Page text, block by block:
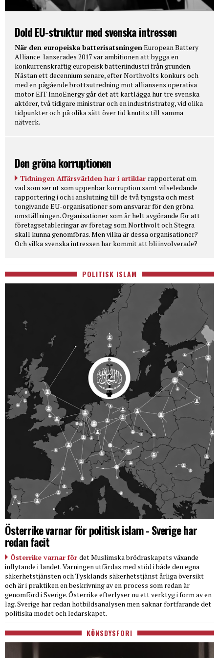
Dold EU-struktur med svenska intressen
När den europeiska batterisatsningen European Battery
Alliance lanserades 2017 var ambitionen att bygga en
konkurrenskraftig europeisk batteriindustri från grunden.
Nästan ett decennium senare, efter Northvolts konkurs och
med en pågående brottsutredning mot alliansens operativa
motor EIT InnoEnergy går det att kartlägga hur tre svenska
aktörer, två tidigare ministrar och en industristrateg, vid olika
tidpunkter och på olika sätt över tid knutits till samma
nätverk.
Den gröna korruptionen
Tidningen Affärsvärlden har i artiklar rapporterat om
vad som ser ut som uppenbar korruption samt vilseledande
rapportering i och i anslutning till de två tyngsta och mest
tongivande EU-organisationer som ansvarar för den gröna
omställningen. Organisationer som är helt avgörande för att
företagsetableringar av företag som Northvolt och Stegra
skall kunna genomföras. Men vilka är dessa organisationer?
Och vilka svenska intressen har kommit att bli involverade?
POLITISK ISLAM
Österrike varnar för politisk islam - Sverige har
redan facit
Österrike varnar för det Muslimska brödraskapets växande
inflytande i landet. Varningen utfärdas med stöd i både den egna
säkerhetstjänsten och Tysklands säkerhetstjänst årliga översikt
och är i praktiken en beskrivning av en process som redan är
genomförd i Sverige. Österrike efterlyser nu ett verktyg i form av en
lag. Sverige har redan hotbildsanalysen men saknar fortfarande det
politiska modet och ledarskapet.
KÖNSDYSFORI